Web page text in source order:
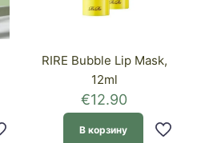
RIRE Bubble Lip Mask,
12ml
€12.90
В корзину